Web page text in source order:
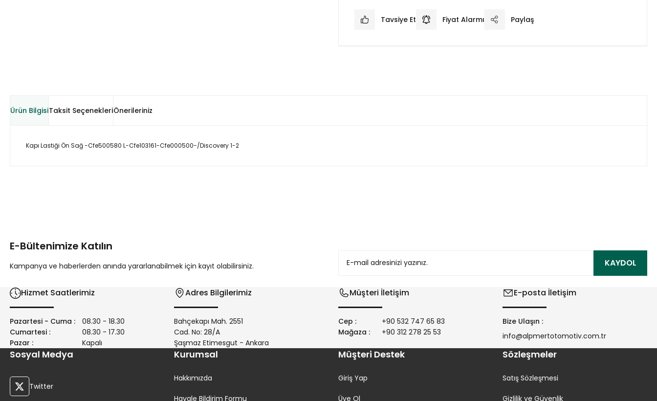
Tavsiye Et Fiyat Alarmı Paylaş
Ürün BilgisiTaksit SeçenekleriÖnerileriniz
Kapı Lastiği Ön Sağ -Cfe500580 L-Cfe103161-Cfe000500-/Discovery 1-2
Ürün bilgilerinde hatalar bulunuyor.
E-Bültenimize Katılın
Kampanya ve haberlerden anında yararlanabilmek için kayıt olabilirsiniz. KAYDOL
Hizmet Saatlerimiz
Pazartesi - Cuma :
08.30 - 18.30
Cumartesi :
08.30 - 17.30
Pazar :
Kapalı
Adres Bilgilerimiz
Bahçekapı Mah. 2551
Cad. No: 28/A
Şaşmaz Etimesgut - Ankara
Müşteri İletişim
Cep :
+90 532 747 65 83
Mağaza :
+90 312 278 25 53
E-posta İletişim
Bize Ulaşın :
info@alpmertotomotiv.com.tr
Sosyal Medya
Twitter
Kurumsal
Hakkımızda
Havale Bildirim Formu
Müşteri Destek
Giriş Yap
Üye Ol
Sözleşmeler
Satış Sözleşmesi
Gizlilik ve Güvenlik